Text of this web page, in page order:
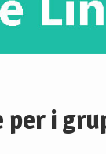
per i